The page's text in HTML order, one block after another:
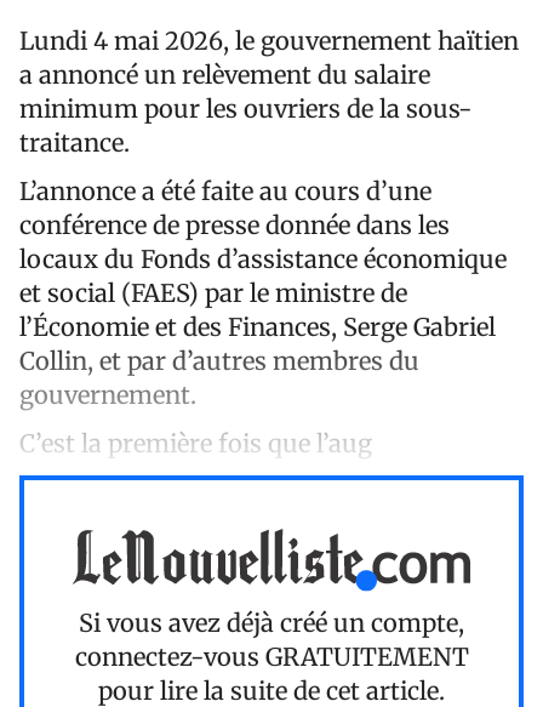
Lundi 4 mai 2026, le gouvernement haïtien
a annoncé un relèvement du salaire
minimum pour les ouvriers de la sous-
traitance.
L’annonce a été faite au cours d’une
conférence de presse donnée dans les
locaux du Fonds d’assistance économique
et social (FAES) par le ministre de
l’Économie et des Finances, Serge Gabriel
Collin, et par d’autres membres du
gouvernement.
C’est la première fois que l’aug
Si vous avez déjà créé un compte,
connectez-vous GRATUITEMENT
pour lire la suite de cet article.